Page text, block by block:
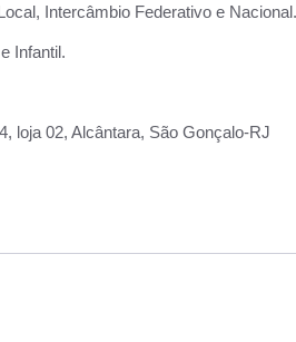
Intercâmbio Federativo e Nacional.
Infantil.
loja 02, Alcântara, São Gonçalo-RJ